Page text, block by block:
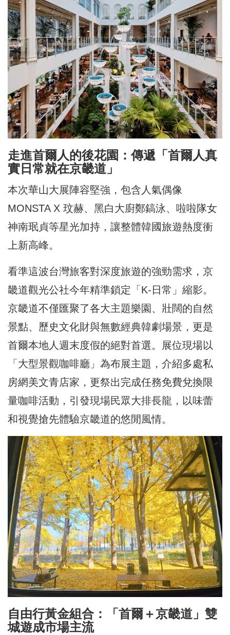
走進首爾人的後花園：傳遞「首爾人真
實日常就在京畿道」
本次華山大展陣容堅強，包含人氣偶像
MONSTA X 玟赫、黑白大廚鄭鎬泳、啦啦隊女
神南珉貞等星光加持，讓整體韓國旅遊熱度衝
上新高峰。
看準這波台灣旅客對深度旅遊的強勁需求，京
畿道觀光公社今年精準鎖定「K-日常」縮影。
京畿道不僅匯聚了各大主題樂園、壯闊的自然
景點、歷史文化財與無數經典韓劇場景，更是
首爾本地人週末度假的絕對首選。展位現場以
「大型景觀咖啡廳」為布展主題，介紹多處私
房網美文青店家，更祭出完成任務免費兌換限
量咖啡活動，引發現場民眾大排長龍，以味蕾
和視覺搶先體驗京畿道的悠閒風情。
自由行黃金組合：「首爾＋京畿道」雙
城遊成市場主流